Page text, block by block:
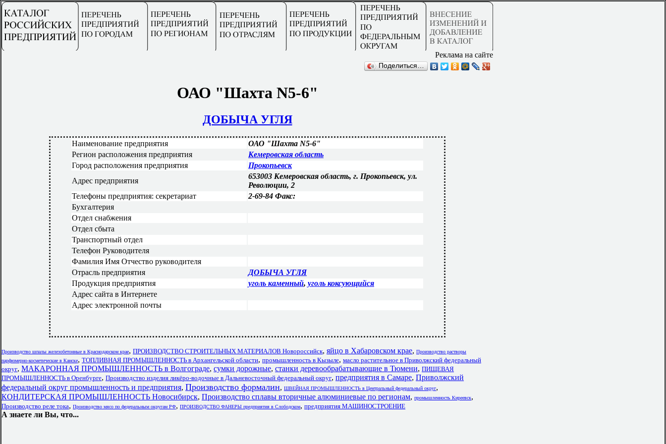
Реклама на сайте
Поделиться…
ОАО "Шахта N5-6"
ДОБЫЧА УГЛЯ
Наименование предприятия
ОАО "Шахта N5-6"
Регион расположения предприятия
Кемеровская область
Город расположения предприятия
Прокопьевск
Адрес предприятия
653003 Кемеровская область, г. Прокопьевск, ул.
Революции, 2
Телефоны предприятия: секретариат
2-69-84 Факс:
Бухгалтерия
Отдел снабжения
Отдел сбыта
Транспортный отдел
Телефон Руководителя
Фамилия Имя Отчество руководителя
Отрасль предприятия
ДОБЫЧА УГЛЯ
Продукция предприятия
уголь каменный, уголь коксующийся
Адрес сайта в Интернете
Адрес электронной почты
Производство шпалы железобетонные в Краснодарском крае, ПРОИЗВОДСТВО СТРОИТЕЛЬНЫХ МАТЕРИАЛОВ Новороссийск, яйцо в Хабаровском крае, Производство растворы
парфюмерно-косметические в Канске, ТОПЛИВНАЯ ПРОМЫШЛЕННОСТЬ в Архангельской области, промышленность в Кызыле, масло растительное в Приволжский федеральный
округ, МАКАРОННАЯ ПРОМЫШЛЕННОСТЬ в Волгограде, сумки дорожные, станки деревообрабатывающие в Тюмени, ПИЩЕВАЯ
ПРОМЫШЛЕННОСТЬ в Оренбурге, Производство изделия ликёро-водочные в Дальневосточный федеральный округ, предприятия в Самаре, Приволжский
федеральный округ промышленность и предприятия, Производство формалин, ШВЕЙНАЯ ПРОМЫШЛЕННОСТЬ в Центральный федеральный округ,
КОНДИТЕРСКАЯ ПРОМЫШЛЕННОСТЬ Новосибирск, Производство сплавы вторичные алюминиевые по регионам, промышленность Киреевск,
Производство реле тока, Производство мясо по федеральным округам РФ, ПРОИЗВОДСТВО ФАНЕРЫ предприятия в Слободском, предприятия МАШИНОСТРОЕНИЕ
А знаете ли Вы, что...